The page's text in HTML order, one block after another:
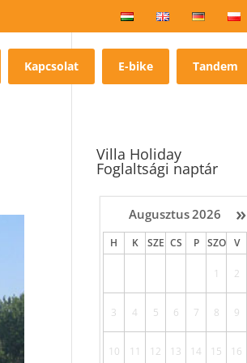
Kapcsolat E-bike Tandem
Villa Holiday
Foglaltsági naptár
»
Augusztus2026
H K SZE CS P SZO V
1 2
3 4 5 6 7 8 9
10 11 12 13 14 15 16